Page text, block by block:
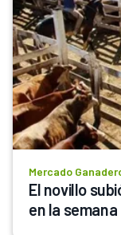
Mercado
El novillo
en la semana